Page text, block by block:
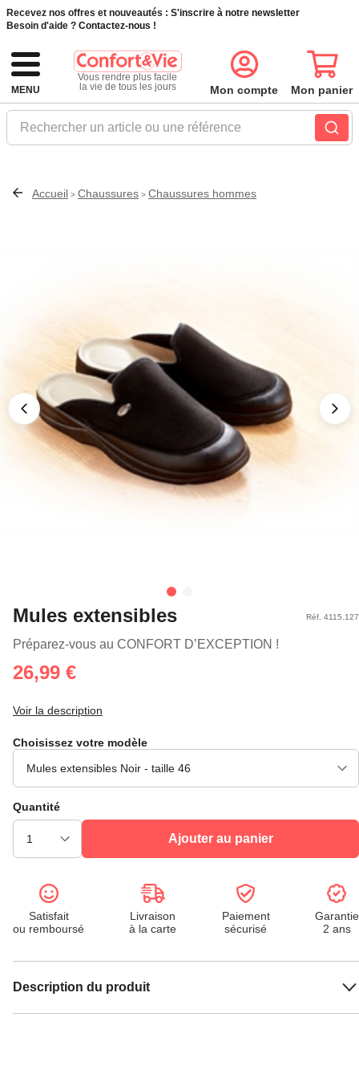
Recevez nos offres et nouveautés : S'inscrire à notre newsletter
Besoin d'aide ? Contactez-nous !
MENU
Vous rendre plus facile
la vie de tous les jours
Rechercher un article ou une référence
Mon compte Mon panier
Accueil > Chaussures > Chaussures hommes
Mules extensibles
Préparez-vous au CONFORT D’EXCEPTION !
Réf. 4115.127
26,99 €
Voir la description
Choisissez votre modèle
Quantité
Ajouter au panier
Satisfait
ou remboursé
Livraison
à la carte
Paiement
sécurisé
Garantie
2 ans
Description du produit